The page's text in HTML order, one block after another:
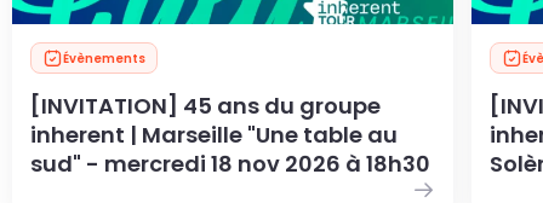
Évènements
[INVITATION] 45 ans du groupe
inherent | Marseille "Une table au
sud" - mercredi 18 nov 2026 à 18h30